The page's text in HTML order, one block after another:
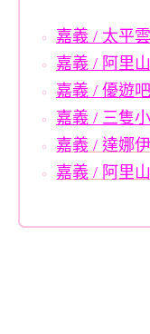
嘉義 / 太平
嘉義 / 阿里
嘉義 / 優遊
嘉義 / 三隻
嘉義 / 達娜
嘉義 / 阿里